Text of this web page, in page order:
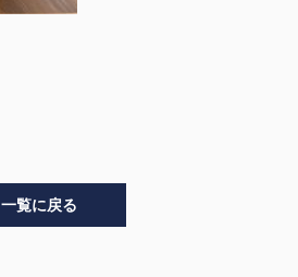
>
一覧に戻る